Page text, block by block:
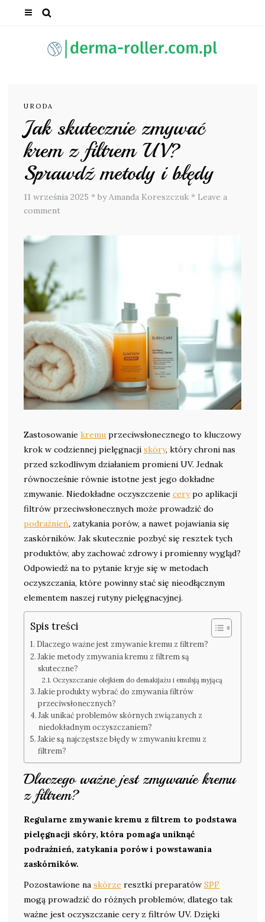
URODA
Jak skutecznie zmywać
krem z filtrem UV?
Sprawdź metody i błędy
11 września 2025 * by Amanda Koreszczuk * Leave a
comment
Zastosowanie kremu przeciwsłonecznego to kluczowy
krok w codziennej pielęgnacji skóry, który chroni nas
przed szkodliwym działaniem promieni UV. Jednak
równocześnie równie istotne jest jego dokładne
zmywanie. Niedokładne oczyszczenie cerypo aplikacji
filtrów przeciwsłonecznych może prowadzić do
podrażnień, zatykania porów, a nawet pojawiania się
zaskórników. Jak skutecznie pozbyć się resztek tych
produktów, aby zachować zdrowy i promienny wygląd?
Odpowiedź na to pytanie kryje się w metodach
oczyszczania, które powinny stać się nieodłącznym
elementem naszej rutyny pielęgnacyjnej.
Spis treści
Dlaczego ważne jest zmywanie kremu z filtrem?
Jakie metody zmywania kremu z filtrem są
skuteczne?
Oczyszczanie olejkiem do demakijażu i emulsją myjącą
Jakie produkty wybrać do zmywania filtrów
przeciwsłonecznych?
Jak unikać problemów skórnych związanych z
niedokładnym oczyszczaniem?
Jakie są najczęstsze błędy w zmywaniu kremu z
filtrem?
Dlaczego ważne jest zmywanie kremu
z filtrem?
Regularne zmywanie kremu z filtrem to podstawa
pielęgnacji skóry, która pomaga uniknąć
podrażnień, zatykania porów i powstawania
zaskórników.
Pozostawione na skórze resztki preparatów SPF
mogą prowadzić do różnych problemów, dlatego tak
ważne jest oczyszczanie cery z filtrów UV. Dzięki